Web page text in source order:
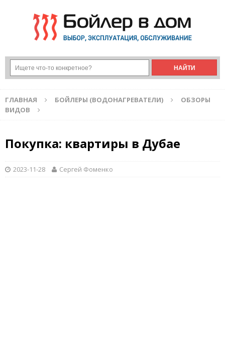
ГЛАВНАЯ БОЙЛЕРЫ (ВОДОНАГРЕВАТЕЛИ)
ОБЗОРЫ
ВИДОВ
Покупка: квартиры в Дубае
2023-11-28 Сергей Фоменко